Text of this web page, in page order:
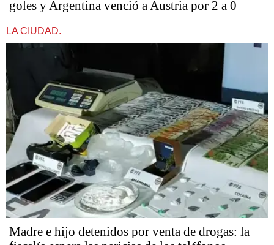
goles y Argentina venció a Austria por 2 a 0
LA CIUDAD.
Madre e hijo detenidos por venta de drogas: la